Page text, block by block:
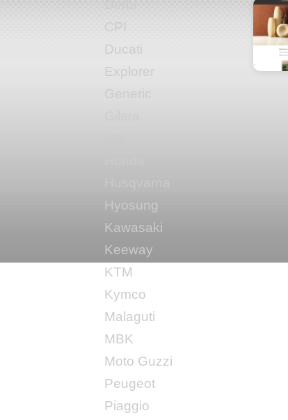
CPI
Ducati
Explorer
Hyosung
Kawasaki
Keeway
KTM
Kymco
Malaguti
MBK
Moto Guzzi
Peugeot
Piaggio